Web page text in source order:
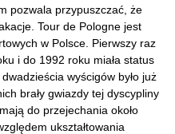
pozwala przypuszczać, że
Tour de Pologne jest
w Polsce. Pierwszy raz
i do 1992 roku miała status
wyścigów było już
brały gwiazdy tej dyscypliny
do przejechania około
ukształtowania